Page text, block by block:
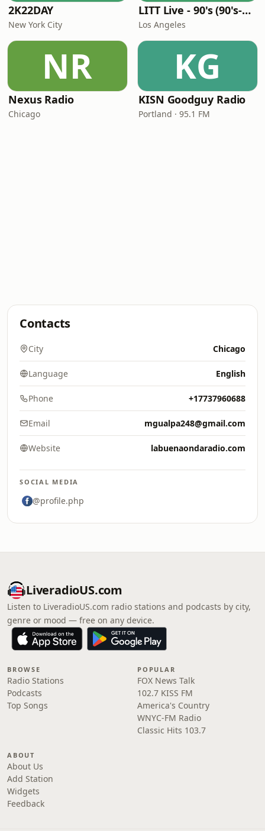
2K22DAY
New York City
LITT Live - 90's (90's-Boomerang)
Los Angeles
NR
Nexus Radio
Chicago
KG
KISN Goodguy Radio
Portland · 95.1 FM
Contacts
City Chicago
Language English
Phone +17737960688
Email mgualpa248@gmail.com
Website labuenaondaradio.com
SOCIAL MEDIA
@profile.php
LiveradioUS.com
Listen to LiveradioUS.com radio stations and podcasts by city,
genre or mood — free on any device.
BROWSE
Radio Stations
Podcasts
Top Songs
POPULAR
FOX News Talk
102.7 KISS FM
America's Country
WNYC-FM Radio
Classic Hits 103.7
ABOUT
About Us
Add Station
Widgets
Feedback